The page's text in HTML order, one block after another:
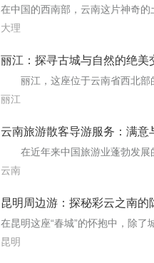
需要的女性提供一份实用且可靠的
择无痛人流的考量因素1. 专业资质
距离
在中国的西南部，云南这片神奇的
里拉与大理这两个名字如同两颗璀
人叹为观止的自然风光和深厚的文
上一段从香格里拉到大理的旅程
和生动的描述，记录下这段穿越云
大理
丽江：探寻古城与自然的绝美
丽江，这座位于云南省西北部
独特的纳西族文化、悠久的历史和
地，也是无数文艺青年和摄影爱好
揭示那些隐藏在喧嚣之外的宁静与
内：历史的低语与现代生活的和谐
丽江
云南旅游散客导游服务：满意
考察与真实反馈
在近年来中国旅游业蓬勃发展
南以其独特的自然风光、丰富的民
地。随着散客旅游的兴起，如何保
实地考察和真实反馈，探讨云南旅
务的满意度，为未来的旅游服务提
云南
昆明周边游：探秘彩云之南的
在昆明这座“春城”的怀抱中，除了
力外，其周边地区同样隐藏着无数
昆明